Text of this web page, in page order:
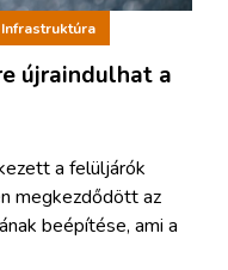
Infrastruktúra
újraindulhat a
a felüljárók
megkezdődött az
beépítése, ami a